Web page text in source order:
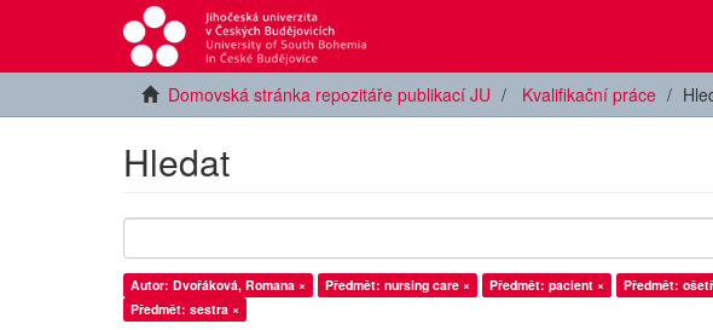
Domovská stránka repozitáře publikací JU Kvalifikační práce
Hledat
Autor: Dvořáková, Romana × Předmět: nursing care × Předmět: pacient × Předmět:
Předmět: sestra ×